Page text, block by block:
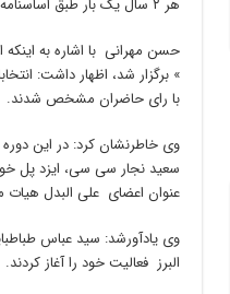
هر ۲ سال یک بار طبق اساسنامه جامعه خیرین کشور برگزار می شود.
حسن مهرانی با اشاره به
» برگزار شد، اظهار داشت:
با رای حاضران مشخص شدند.
وی خاطرنشان کرد: در این
سعید نجار سی سی، ایزد پل
عنوان اعضای علی البدل هیات
وی یادآورشد: سید عباس
البرز فعالیت خود را آغاز کردند.